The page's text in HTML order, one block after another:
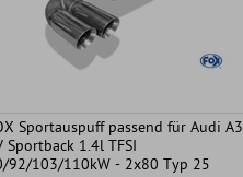
Sportauspuff passend für Audi A3
Sportback 1.4l TFSI
92/103/110kW - 2x80 Typ 25